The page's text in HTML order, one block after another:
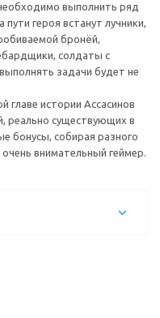
выполнить ряд
героя встанут лучники,
бронёй,
солдаты с
задачи будет не
главе истории Ассасинов
реально существующих в
бонусы, собирая разного
внимательный геймер.